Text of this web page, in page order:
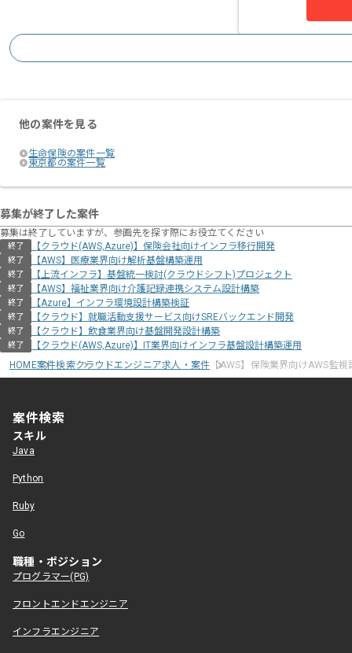
他の案件を見る
生命保険の案件一覧
東京都の案件一覧
募集が終了した案件
募集は終了していますが、参画先を探す際にお役立てください
終了 【クラウド(AWS,Azure)】保険会社向けインフラ移行開発
終了 【AWS】医療業界向け解析基盤構築運用
終了 【上流インフラ】基盤統一検討(クラウドシフト)プロジェクト
終了 【AWS】福祉業界向け介護記録連携システム設計構築
終了 【Azure】インフラ環境設計構築検証
終了 【クラウド】就職活動支援サービス向けSREバックエンド開発
終了 【クラウド】飲食業界向け基盤開発設計構築
終了
【クラウド(AWS,Azure)】IT業界向けインフラ基盤設計構築運用
HOME案件検索クラウドエンジニア求人・案件 【AWS】保険業界向けAWS監
案件検索
スキル
Java
Python
Ruby
Go
職種・ポジション
プログラマー(PG)
フロントエンドエンジニア
インフラエンジニア